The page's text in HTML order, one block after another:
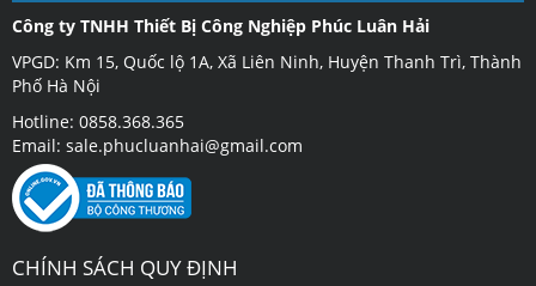
Công ty TNHH Thiết Bị Công Nghiệp Phúc Luân Hải
VPGD: Km 15, Quốc lộ 1A, Xã Liên Ninh, Huyện Thanh Trì, Thành
Phố Hà Nội
Hotline: 0858.368.365
Email: sale.phucluanhai@gmail.com
CHÍNH SÁCH QUY ĐỊNH